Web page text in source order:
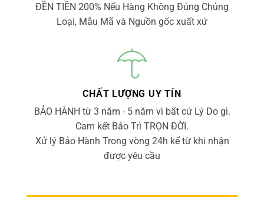
ĐỀN TIỀN 200% Nếu Hàng Không Đúng Chủng
Loại, Mẫu Mã và Nguồn gốc xuất xứ
CHẤT LƯỢNG UY TÍN
BẢO HÀNH từ 3 năm - 5 năm vì bất cứ Lý Do gì.
Cam kết Bảo Trì TRỌN ĐỜI.
Xử lý Bảo Hành Trong vòng 24h kể từ khi nhận
được yêu cầu